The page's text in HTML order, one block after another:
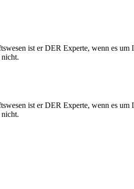
ist er DER Experte, wenn es um
nicht.
ist er DER Experte, wenn es um
nicht.